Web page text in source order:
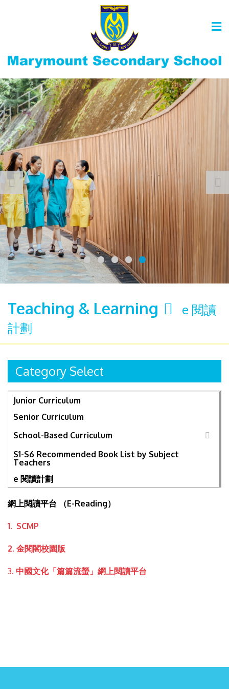
Teaching & Learning
e 閱讀
計劃
Category Select
Junior Curriculum
Senior Curriculum
School-Based Curriculum
S1-S6 Recommended Book List by Subject
Teachers
e 閱讀計劃
網上閱讀平台 （E-Reading）
1. SCMP
2. 金閱閣校園版
3. 中國文化「篇篇流螢」網上閱讀平台